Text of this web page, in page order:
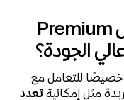
ما الميزات الفريدة التي تجعل Premium
للتعامل مع
مثل إمكانيةتعدد